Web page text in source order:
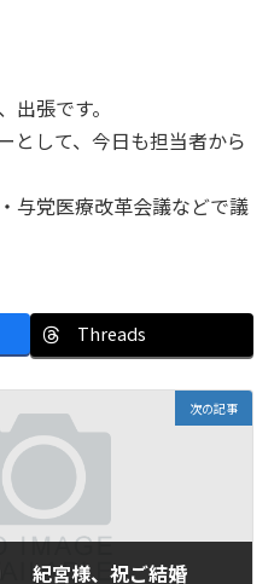
張です。
として、今日も担当者から
与党医療改革会議などで議
Threads
次の記事
紀宮様、祝ご結婚